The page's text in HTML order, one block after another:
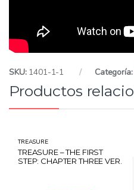
SKU: 1401-1-1
Productos
TREASURE
TREASURE – THE FIRST
STEP: CHAPTER THREE VER.